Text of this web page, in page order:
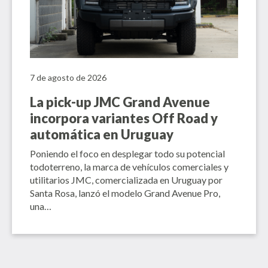
7 de agosto de 2026
La pick-up JMC Grand Avenue
incorpora variantes Off Road y
automática en Uruguay
Poniendo el foco en desplegar todo su potencial
todoterreno, la marca de vehículos comerciales y
utilitarios JMC, comercializada en Uruguay por
Santa Rosa, lanzó el modelo Grand Avenue Pro,
una…